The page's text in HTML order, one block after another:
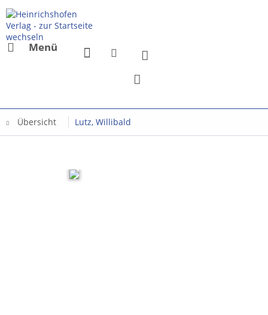
Menü
Übersicht Lutz, Willibald